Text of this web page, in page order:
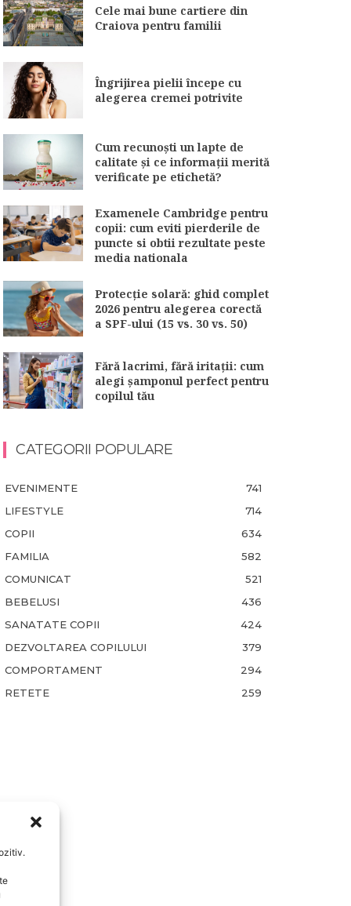
Cele mai bune cartiere din
Craiova pentru familii
Îngrijirea pielii începe cu
alegerea cremei potrivite
Cum recunoști un lapte de
calitate și ce informații merită
verificate pe etichetă?
Examenele Cambridge pentru
copii: cum eviti pierderile de
puncte si obtii rezultate peste
media nationala
Protecție solară: ghid complet
2026 pentru alegerea corectă
a SPF-ului (15 vs. 30 vs. 50)
Fără lacrimi, fără iritații: cum
alegi șamponul perfect pentru
copilul tău
CATEGORII POPULARE
EVENIMENTE
741
LIFESTYLE
714
COPII
634
FAMILIA
582
COMUNICAT
521
BEBELUSI
436
SANATATE COPII
424
DEZVOLTAREA COPILULUI
379
COMPORTAMENT
294
RETETE
259